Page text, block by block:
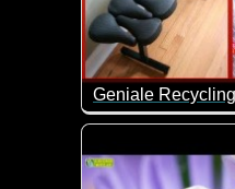
Wie immer kann